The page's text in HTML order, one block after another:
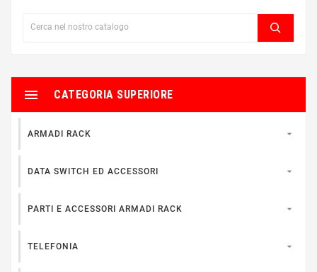
CATEGORIA SUPERIORE

ARMADI RACK 
DATA SWITCH ED ACCESSORI 
PARTI E ACCESSORI ARMADI RACK 
TELEFONIA 